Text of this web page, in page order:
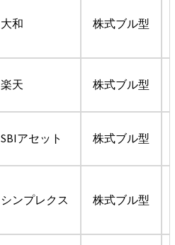
大和 株式ブル型
楽天 株式ブル型
SBIアセット 株式ブル型
シンプレクス 株式ブル型